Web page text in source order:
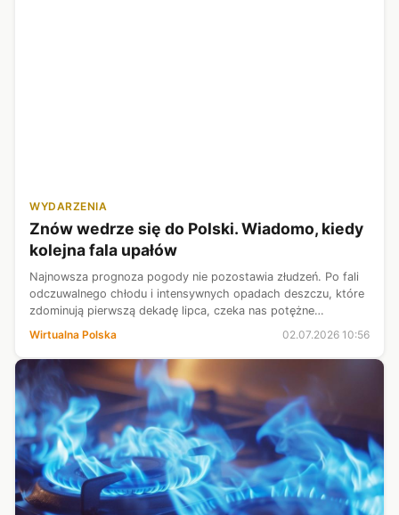
WYDARZENIA
Znów wedrze się do Polski. Wiadomo, kiedy
kolejna fala upałów
Najnowsza prognoza pogody nie pozostawia złudzeń. Po fali
odczuwalnego chłodu i intensywnych opadach deszczu, które
zdominują pierwszą dekadę lipca, czeka nas potężne
ocieplenie. Z każdym dniem napływające nad nasz region
Wirtualna Polska 02.07.2026 10:56